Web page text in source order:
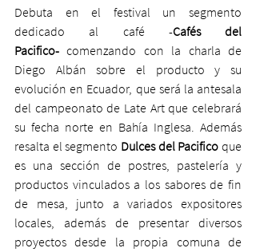
Debuta en el festival un segmento
dedicado al café -Cafés del
Pacifico- comenzando con la charla de
Diego Albán sobre el producto y su
evolución en Ecuador, que será la antesala
del campeonato de Late Art que celebrará
su fecha norte en Bahía Inglesa. Además
resalta el segmento Dulces del Pacifico que
es una sección de postres, pastelería y
productos vinculados a los sabores de fin
de mesa, junto a variados expositores
locales, además de presentar diversos
proyectos desde la propia comuna de